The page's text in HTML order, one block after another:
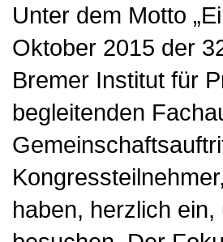
Unter dem Motto
Oktober 2015 der
Bremer Institut für
begleitenden
haben, herzlich